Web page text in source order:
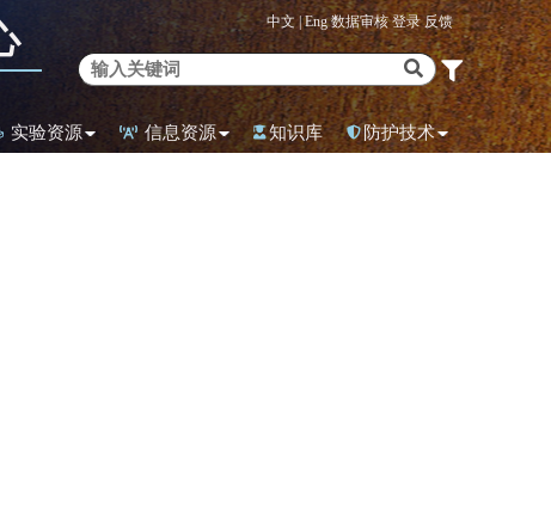
中文 |Eng 数据审核登录反馈
实验资源 信息资源 知识库 防护技术